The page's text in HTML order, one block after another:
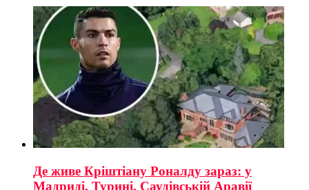
Де живе Кріштіану Роналду зараз: у
Мадриді, Турині, Саудівській Аравії